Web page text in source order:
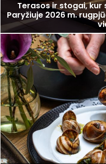
Terasos ir stogai,
Paryžiuje 2026 m.